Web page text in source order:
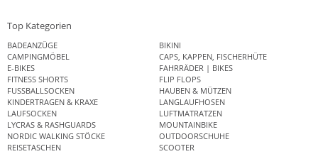
Top Kategorien
BADEANZÜGE
BIKINI
CAMPINGMÖBEL
CAPS, KAPPEN, FISCHERHÜTE
E-BIKES
FAHRRÄDER | BIKES
FITNESS SHORTS
FLIP FLOPS
FUSSBALLSOCKEN
HAUBEN & MÜTZEN
KINDERTRAGEN & KRAXE
LANGLAUFHOSEN
LAUFSOCKEN
LUFTMATRATZEN
LYCRAS & RASHGUARDS
MOUNTAINBIKE
NORDIC WALKING STÖCKE
OUTDOORSCHUHE
REISETASCHEN
SCOOTER